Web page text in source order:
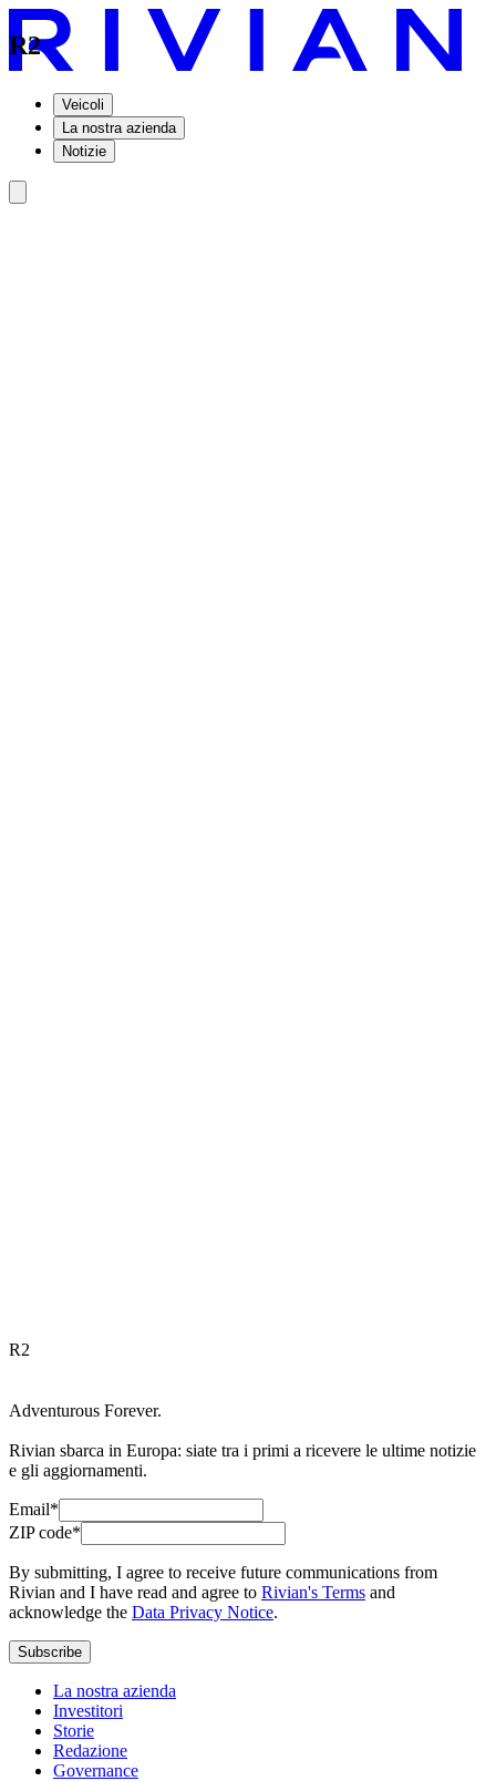
Veicoli
La nostra azienda
Notizie
R2
R2
Adventurous Forever.
Rivian sbarca in Europa: siate tra i primi a ricevere le ultime notizie
e gli aggiornamenti.
Email*
ZIP code*
By submitting, I agree to receive future communications from
Rivian and I have read and agree to Rivian's Terms and
acknowledge the Data Privacy Notice.
Subscribe
La nostra azienda
Investitori
Storie
Redazione
Governance